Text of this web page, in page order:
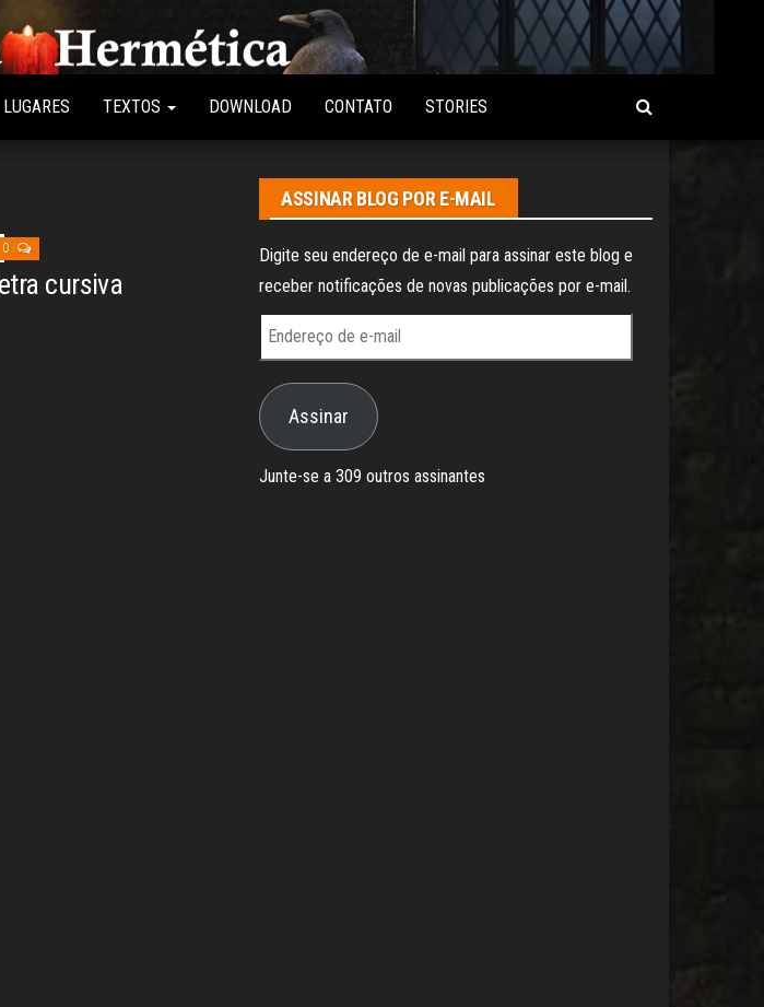
Biblioteca
Hermética
Conteúdo
sobre
Hermetismo,
Ocultismo,
LUGARES TEXTOS DOWNLOAD CONTATO STORIES
0
cursiva
ASSINAR BLOG POR E-MAIL
Digite seu endereço de e-mail para assinar este blog e
receber notificações de novas publicações por e-mail.
Endereço
de
e-
mail Assinar
Junte-se a 309 outros assinantes